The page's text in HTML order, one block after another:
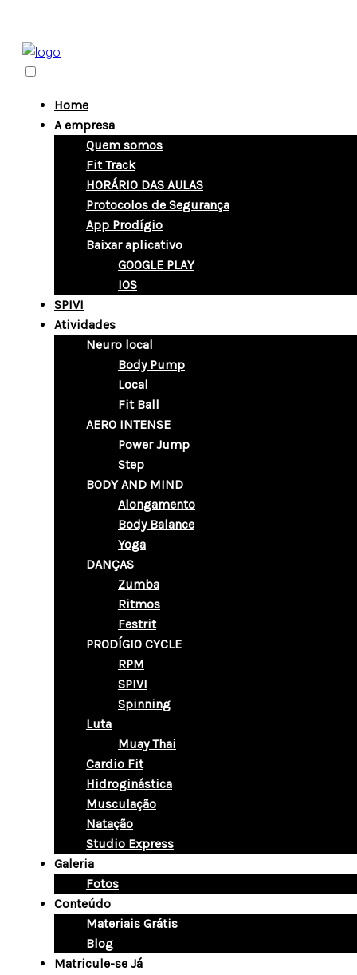
Home
A empresa
Quem somos
Fit Track
HORÁRIO DAS AULAS
Protocolos de Segurança
App Prodígio
Baixar aplicativo
GOOGLE PLAY
IOS
SPIVI
Atividades
Neuro local
Body Pump
Local
Fit Ball
AERO INTENSE
Power Jump
Step
BODY AND MIND
Alongamento
Body Balance
Yoga
DANÇAS
Zumba
Ritmos
Festrit
PRODÍGIO CYCLE
RPM
SPIVI
Spinning
Luta
Muay Thai
Cardio Fit
Hidroginástica
Musculação
Natação
Studio Express
Galeria
Fotos
Conteúdo
Materiais Grátis
Blog
Matricule-se Já